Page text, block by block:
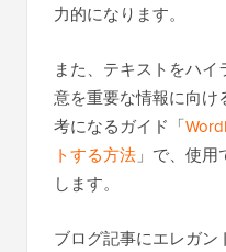
力的になります。
また、テキストをハ
意を重要な情報に向け
考になるガイド「
トする方法 」で、使
します。
ブログ記事にエレガ